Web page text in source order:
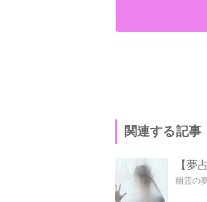
関連する記事
【夢
幽霊の